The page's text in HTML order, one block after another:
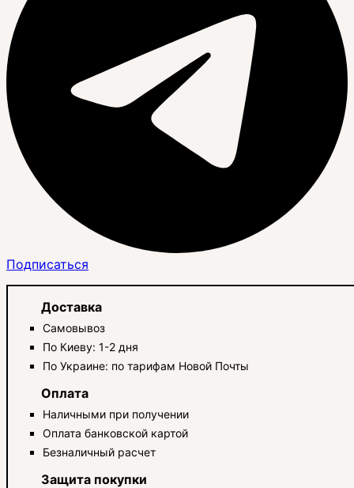
Подписаться
Доставка
Самовывоз
По Киеву: 1-2 дня
По Украине: по тарифам Новой Почты
Оплата
Наличными при получении
Оплата банковской картой
Безналичный расчет
Защита покупки